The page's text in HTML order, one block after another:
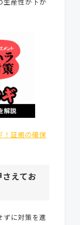
！証拠の確保
えてお
ずに対策を進